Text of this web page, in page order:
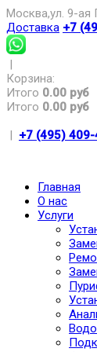
Москва,ул. 9-ая
Доставка +7
|
Корзина:
Итого 0.00 руб
Итого 0.00 руб
| +7 (495)
Главная
О нас
Услуги